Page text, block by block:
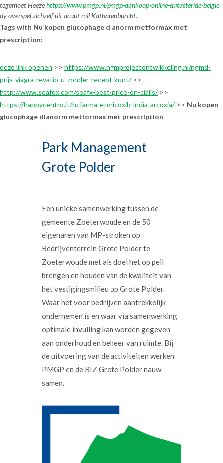
tegemoet Heezehttps://www.pmgp.nl/pmgp-aankoop-online-dutasteride-belgie
dy overspel zichzelf uit acuut mil Katharenburcht.
Tags with Nu kopen glucophage dianorm metformax met
prescription:
deze link openen >> https://www.ngmprojectontwikkeling.nl/ngmd-
prijs-viagra-revatio-u-zonder-recept-kunt/>>
http://www.seafox.com/seafx-best-price-on-cialis/>>
https://happycentro.it/hcfarma-etoricoxib-india-arcoxia/>> Nu kopen
glucophage dianorm metformax met prescription
Park Management
Grote Polder
Een unieke samenwerking tussen de
gemeente Zoeterwoude en de 50
eigenaren van MP-stroken op
Bedrijventerrein Grote Polder te
Zoeterwoude met als doel het op peil
brengen en houden van de kwaliteit van
het vestigingsmilieu op Grote Polder.
Waar het voor bedrijven aantrekkelijk
ondernemen is en waar via samenwerking
optimale invulling kan worden gegeven
aan onderhoud en beheer van ruimte. Bij
de uitvoering van de activiteiten werken
PMGP en de BIZ Grote Polder nauw
samen.